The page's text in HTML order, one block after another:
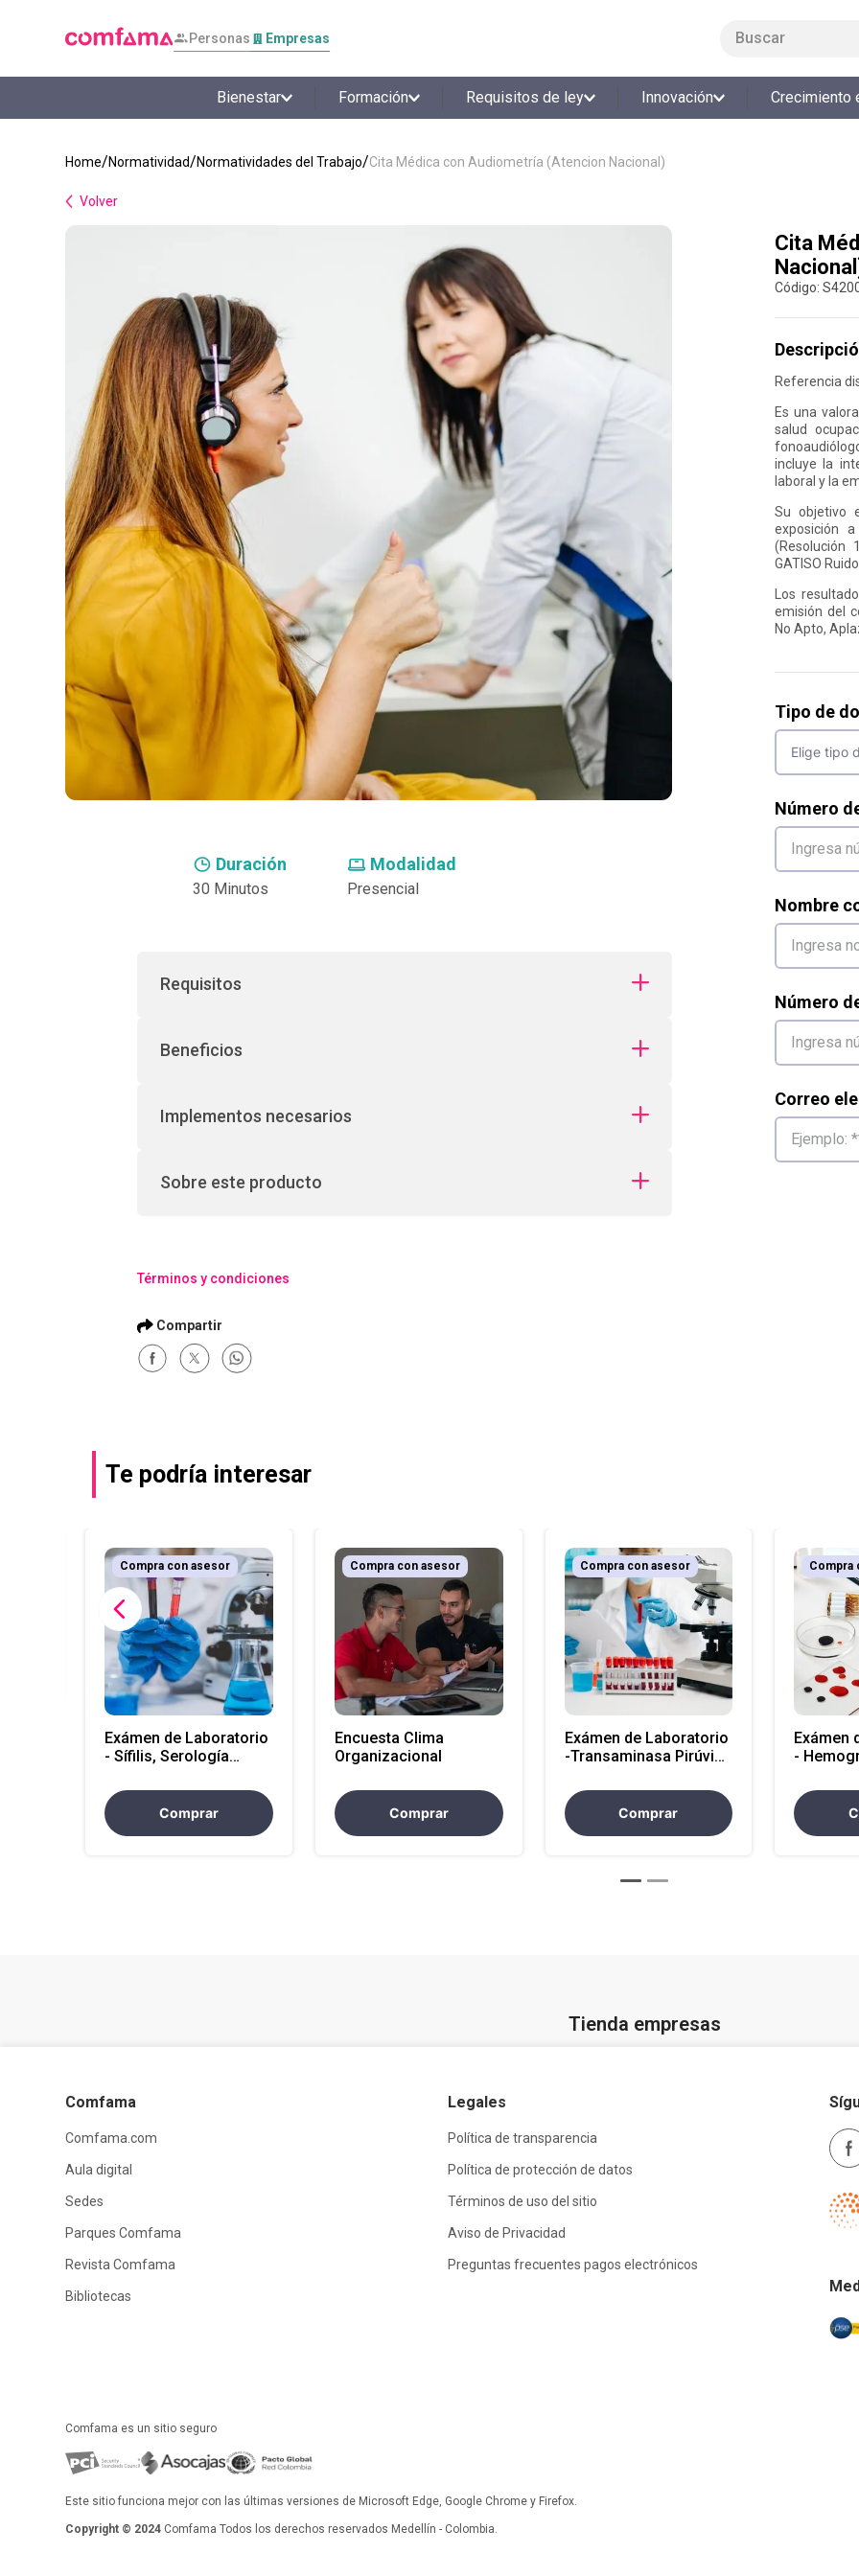
Personas Empresas
Bienestar Formación Requisitos de ley Innovación Crecimiento
Normatividad Normatividades del Trabajo Cita Médica con Audiometría (Atencion Nacional)
Volver
Duración
30 Minutos
Modalidad
Presencial
Requisitos
Beneficios
Implementos necesarios
Sobre este producto
Términos y condiciones
Cita
:
Referencia
Es una
salud
incluye la
laboral y la
Su objetivo
exposición
(Resolución
GATISO
Los
emisión del
No Apto,
Tipo de
Número
Nombre
Número
Correo
Te podría interesar
Exámen de Laboratorio
- Sífilis, Serología
Nacional)
Comprar
Compra con asesor
Encuesta Clima
Organizacional
Comprar
Compra con asesor
Exámen de Laboratorio
-Transaminasa Pirúvica
Nacional)
Comprar
Compra con asesor
Exámen
-
Compra
Tienda empresas
Comfama
Comfama.com
Aula digital
Sedes
Parques Comfama
Revista Comfama
Bibliotecas
Legales
Política de transparencia
Política de protección de datos
Términos de uso del sitio
Aviso de Privacidad
Preguntas frecuentes pagos electrónicos
Comfama es un sitio seguro
Este sitio funciona mejor con las últimas versiones de Microsoft Edge, Google Chrome y Firefox.
Copyright © 2024 Comfama Todos los derechos reservados Medellín - Colombia.
LO MÁS BUSCADO
1.
smart fit
tiqueteras
7.
talleres creativos
salon
9.
refrigerio
10.